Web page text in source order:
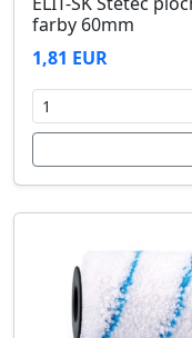
farby 60mm
1,81 EUR